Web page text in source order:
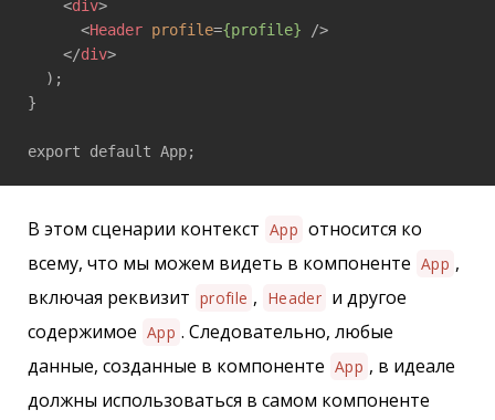
<div>
<Header profile={profile} />
</div>
  );
}
export default App;
В этом сценарии контекст App относится ко
всему, что мы можем видеть в компоненте App ,
включая реквизит profile , Header и другое
содержимое App . Следовательно, любые
данные, созданные в компоненте App , в идеале
должны использоваться в самом компоненте